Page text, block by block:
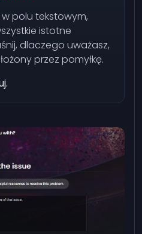
w polu tekstowym,
istotne
dlaczego uważasz,
przez pomyłkę.